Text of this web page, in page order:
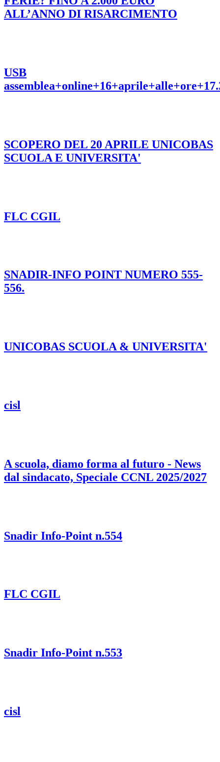
ALL’ANNO DI RISARCIMENTO
USB
SCOPERO DEL 20 APRILE UNICOBAS
SCUOLA E UNIVERSITA'
FLC CGIL
SNADIR-INFO POINT NUMERO 555-
556.
UNICOBAS SCUOLA & UNIVERSITA'
cisl
A scuola, diamo forma al futuro - News
dal sindacato, Speciale CCNL 2025/2027
Snadir Info-Point n.554
FLC CGIL
Snadir Info-Point n.553
cisl